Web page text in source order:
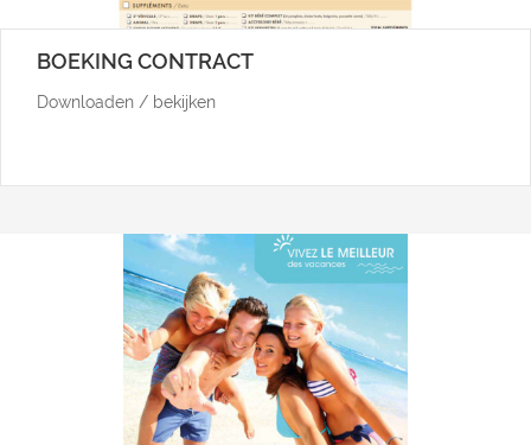
BOEKING CONTRACT
Downloaden / bekijken